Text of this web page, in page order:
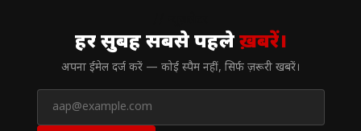
हर सुबह सबसे पहलेख़बरें।
अपना ईमेल दर्ज करें — कोई स्पैम नहीं, सिर्फ ज़रूरी खबरें।